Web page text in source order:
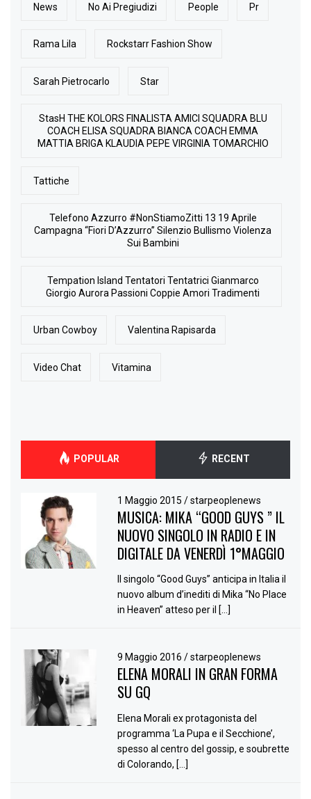
News No Ai Pregiudizi People Pr
Rama Lila Rockstarr Fashion Show
Sarah Pietrocarlo Star
StasH THE KOLORS FINALISTA AMICI SQUADRA BLU
COACH ELISA SQUADRA BIANCA COACH EMMA
MATTIA BRIGA KLAUDIA PEPE VIRGINIA TOMARCHIO
Tattiche
Telefono Azzurro #NonStiamoZitti 13 19 Aprile
Campagna “Fiori D’Azzurro” Silenzio Bullismo Violenza
Sui Bambini
Tempation Island Tentatori Tentatrici Gianmarco
Giorgio Aurora Passioni Coppie Amori Tradimenti
Urban Cowboy Valentina Rapisarda
Video Chat Vitamina
POPULAR RECENT
1 Maggio 2015/ starpeoplenews
MUSICA: MIKA “GOOD GUYS ” IL
NUOVO SINGOLO IN RADIO E IN
DIGITALE DA VENERDÌ 1°MAGGIO
Il singolo “Good Guys” anticipa in Italia il
nuovo album d’inediti di Mika “No Place
in Heaven” atteso per il […]
9 Maggio 2016/ starpeoplenews
ELENA MORALI IN GRAN FORMA
SU GQ
Elena Morali ex protagonista del
programma ‘La Pupa e il Secchione’,
spesso al centro del gossip, e soubrette
di Colorando, […]